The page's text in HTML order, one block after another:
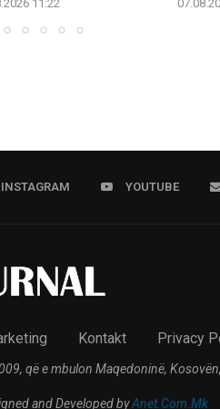
11:22
INSTAGRAM YOUTUBE
Kontakt Privacy
që e mbulon Maqedoninë,
and Developed byAnet.Com.Mk